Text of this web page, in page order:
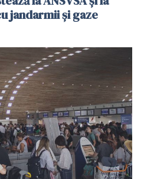
jandarmii și gaze